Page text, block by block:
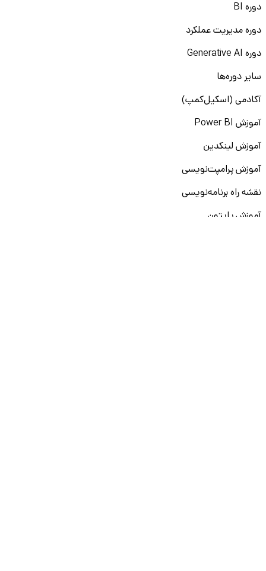
دوره BI
دوره مدیریت عملکرد
دوره Generative AI
سایر دوره‌ها
آکادمی (اسکیل‌کمپ)
آموزش Power BI
آموزش لینکدین
آموزش پرامپت‌نویسی
نقشه راه برنامه‌نویسی
آموزش پایتون